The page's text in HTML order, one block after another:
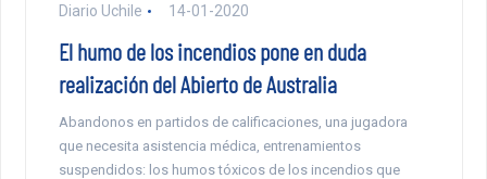
Diario Uchile 14-01-2020
El humo de los incendios pone en duda
realización del Abierto de Australia
Abandonos en partidos de calificaciones, una jugadora
que necesita asistencia médica, entrenamientos
suspendidos: los humos tóxicos de los incendios que